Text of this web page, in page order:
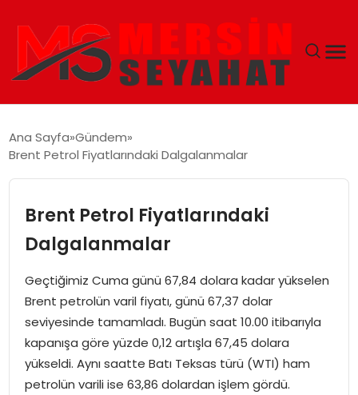
EĞITIM
TEKNOLOJI
GÜNCEL
Ana Sayfa Gündem
Brent Petrol Fiyatlarındaki Dalgalanmalar
Brent Petrol Fiyatlarındaki
Dalgalanmalar
Geçtiğimiz Cuma günü 67,84 dolara kadar yükselen
Brent petrolün varil fiyatı, günü 67,37 dolar
seviyesinde tamamladı. Bugün saat 10.00 itibarıyla
kapanışa göre yüzde 0,12 artışla 67,45 dolara
yükseldi. Aynı saatte Batı Teksas türü (WTI) ham
petrolün varili ise 63,86 dolardan işlem gördü.